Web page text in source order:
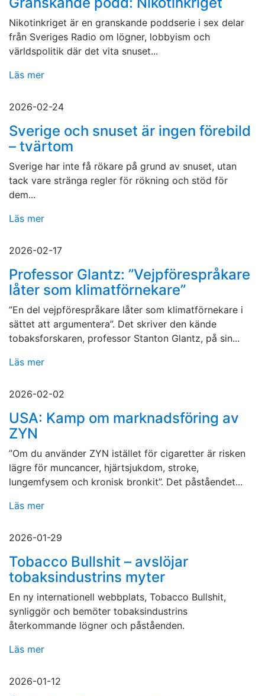
Nikotinkriget är en granskande poddserie i sex delar
från Sveriges Radio om lögner, lobbyism och
världspolitik där det vita snuset...
Läs mer
2026-02-24
Sverige och snuset är ingen förebild
– tvärtom
Sverige har inte få rökare på grund av snuset, utan
tack vare stränga regler för rökning och stöd för
dem...
Läs mer
2026-02-17
Professor Glantz: ”Vejpförespråkare
låter som klimatförnekare”
”En del vejpförespråkare låter som klimatförnekare i
sättet att argumentera”. Det skriver den kände
tobaksforskaren, professor Stanton Glantz, på sin...
Läs mer
2026-02-02
USA: Kamp om marknadsföring av
ZYN
”Om du använder ZYN istället för cigaretter är risken
lägre för muncancer, hjärtsjukdom, stroke,
lungemfysem och kronisk bronkit”. Det påståendet...
Läs mer
2026-01-29
Tobacco Bullshit – avslöjar
tobaksindustrins myter
En ny internationell webbplats, Tobacco Bullshit,
synliggör och bemöter tobaksindustrins
återkommande lögner och påståenden.
Läs mer
2026-01-12